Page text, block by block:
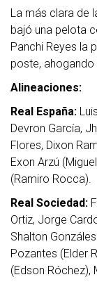
La más clara de
bajó una pelota
Panchi Reyes la
poste,
Alineaciones:
Real España:
Devron García,
Flores, Dixon
Exon Arzú
(Ramiro Rocca).
Real Sociedad:
Ortiz, Jorge
Shalton
Pozantes (Elder
(Edson Róchez),